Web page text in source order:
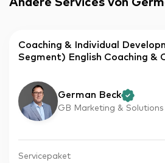
Andere Services von
Coaching & Individual
Segment) English Coaching &
German Beck
GB Marketing & Solutions
Servicepaket